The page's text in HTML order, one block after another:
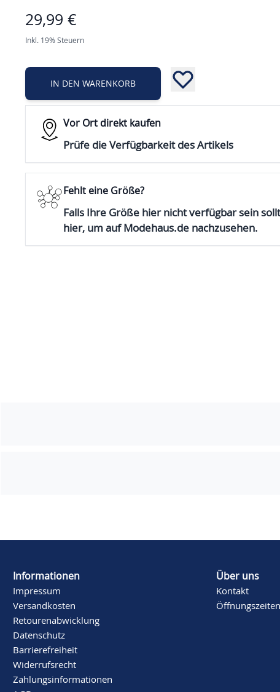
29,99 €
Inkl. 19% Steuern
IN DEN WARENKORB
Vor Ort direkt kaufen
Prüfe die Verfügbarkeit des Artikels
Fehlt eine Größe?
Falls Ihre Größe hier nicht verfügbar sein
hier, um auf Modehaus.de nachzusehen.
Informationen
Impressum
Versandkosten
Retourenabwicklung
Datenschutz
Barrierefreiheit
Widerrufsrecht
Zahlungsinformationen
Über uns
Kontakt
Öffnungszeiten